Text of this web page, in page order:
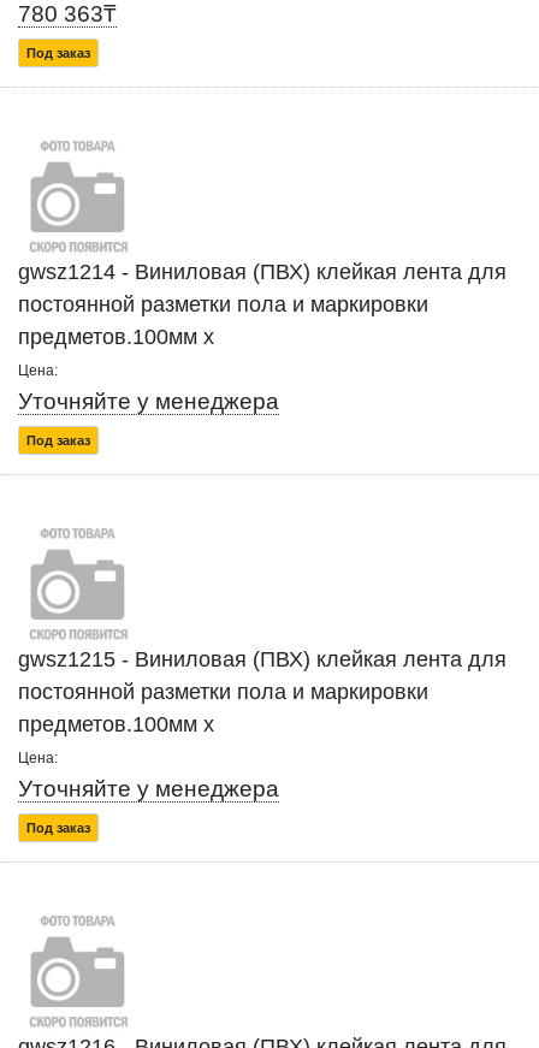
780 363₸
Под заказ
gwsz1214 - Виниловая (ПВХ) клейкая лента для
постоянной разметки пола и маркировки
предметов.100мм x
Цена:
Уточняйте у менеджера
Под заказ
gwsz1215 - Виниловая (ПВХ) клейкая лента для
постоянной разметки пола и маркировки
предметов.100мм x
Цена:
Уточняйте у менеджера
Под заказ